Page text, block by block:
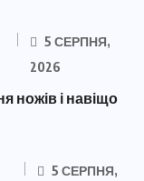
5 СЕРПНЯ,
2026
ножів і навіщо
5 СЕРПНЯ,